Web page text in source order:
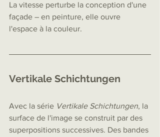
La vitesse perturbe la conception d'une
façade – en peinture, elle ouvre
l'espace à la couleur.
Vertikale Schichtungen
Avec la série Vertikale Schichtungen, la
surface de l'image se construit par des
superpositions successives. Des bandes